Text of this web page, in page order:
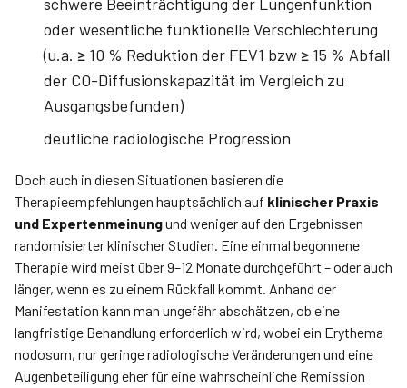
oder wesentliche funktionelle Verschlechterung
(u.a. ≥ 10 % Reduktion der FEV1 bzw ≥ 15 % Abfall
der CO-Diffusionskapazität im Vergleich zu
Ausgangsbefunden)
deutliche radiologische Progression
Doch auch in diesen Situationen basieren die
Therapieempfehlungen hauptsächlich auf klinischer Praxis
und Expertenmeinungund weniger auf den Ergebnissen
randomisierter klinischer Studien. Eine einmal begonnene
Therapie wird meist über 9–12 Monate durchgeführt – oder auch
länger, wenn es zu einem Rückfall kommt. Anhand der
Manifestation kann man ungefähr abschätzen, ob eine
langfristige Behandlung erforderlich wird, wobei ein Erythema
nodosum, nur geringe radiologische Veränderungen und eine
Augenbeteiligung eher für eine wahrscheinliche Remission